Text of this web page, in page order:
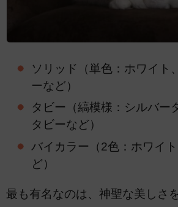
ソリッド（単色：ホワイト
ーなど）
タビー（縞模様：シルバー
タビーなど）
バイカラー（2色：ホワイ
ど）
最も有名なのは、神聖な美しさ